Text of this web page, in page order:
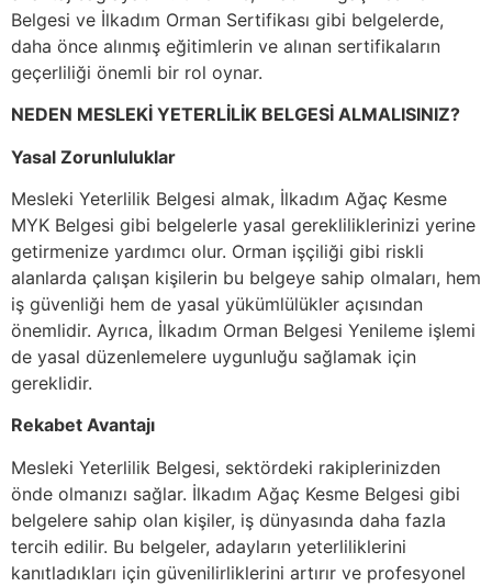
Belgesi ve İlkadım Orman Sertifikası gibi belgelerde,
daha önce alınmış eğitimlerin ve alınan sertifikaların
geçerliliği önemli bir rol oynar.
NEDEN MESLEKİ YETERLİLİK BELGESİ ALMALISINIZ?
Yasal Zorunluluklar
Mesleki Yeterlilik Belgesi almak, İlkadım Ağaç Kesme
MYK Belgesi gibi belgelerle yasal gerekliliklerinizi yerine
getirmenize yardımcı olur. Orman işçiliği gibi riskli
alanlarda çalışan kişilerin bu belgeye sahip olmaları, hem
iş güvenliği hem de yasal yükümlülükler açısından
önemlidir. Ayrıca, İlkadım Orman Belgesi Yenileme işlemi
de yasal düzenlemelere uygunluğu sağlamak için
gereklidir.
Rekabet Avantajı
Mesleki Yeterlilik Belgesi, sektördeki rakiplerinizden
önde olmanızı sağlar. İlkadım Ağaç Kesme Belgesi gibi
belgelere sahip olan kişiler, iş dünyasında daha fazla
tercih edilir. Bu belgeler, adayların yeterliliklerini
kanıtladıkları için güvenilirliklerini artırır ve profesyonel